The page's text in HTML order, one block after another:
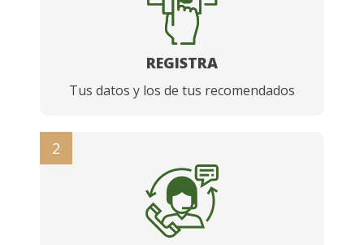
REGISTRA
Tus datos y los de tus recomendados
2